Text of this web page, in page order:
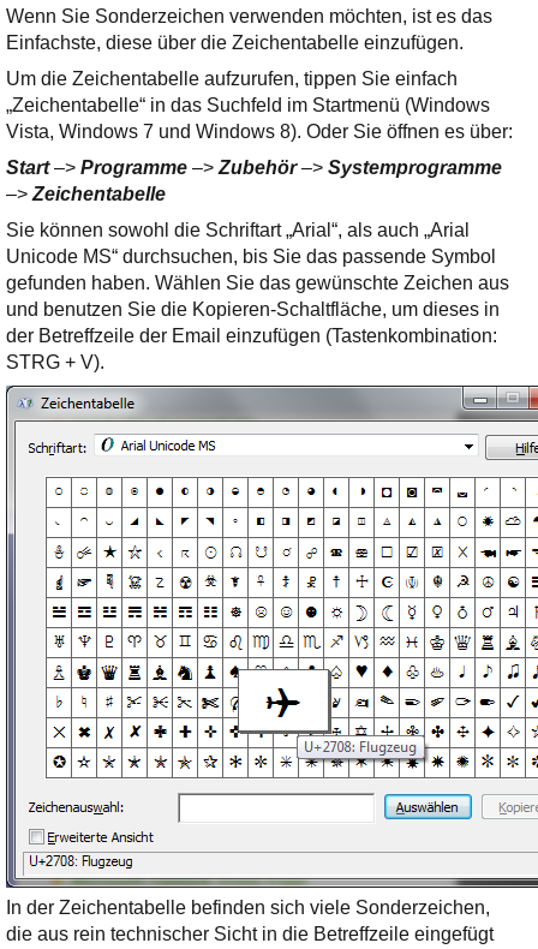
Wenn Sie Sonderzeichen verwenden möchten, ist es das
Einfachste, diese über die Zeichentabelle einzufügen.
Um die Zeichentabelle aufzurufen, tippen Sie einfach
„Zeichentabelle“ in das Suchfeld im Startmenü (Windows
Vista, Windows 7 und Windows 8). Oder Sie öffnen es über:
Start–> Programme–> Zubehör–> Systemprogramme
–> Zeichentabelle
Sie können sowohl die Schriftart „Arial“, als auch „Arial
Unicode MS“ durchsuchen, bis Sie das passende Symbol
gefunden haben. Wählen Sie das gewünschte Zeichen aus
und benutzen Sie die Kopieren-Schaltfläche, um dieses in
der Betreffzeile der Email einzufügen (Tastenkombination:
STRG + V).
In der Zeichentabelle befinden sich viele Sonderzeichen,
die aus rein technischer Sicht in die Betreffzeile eingefügt